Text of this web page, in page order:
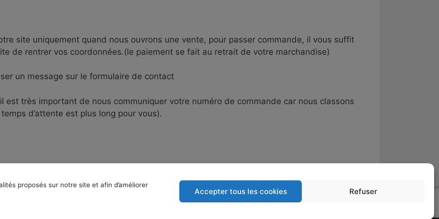
proposés sur notre site et afin d’améliorer
Accepter tous les cookies Refuser
site uniquement quand nous ouvrons une vente, pour passer commande, il vous suffit
de rentrer vos coordonnées.(le paiement se fait au retrait de votre marchandise)
un message sur le formulaire de contact
est très important de nous communiquer votre numéro de commande car nous classons
d’attente est plus long pour vous).